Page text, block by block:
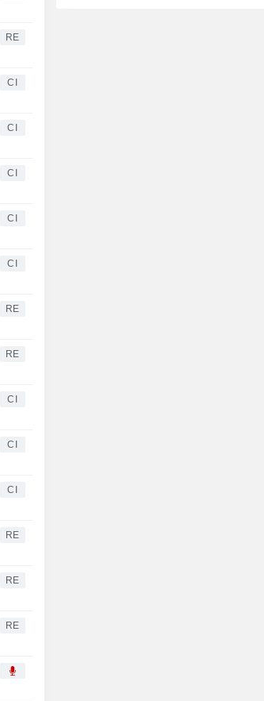
RE
CI
CI
CI
CI
CI
RE
RE
CI
CI
CI
RE
RE
RE